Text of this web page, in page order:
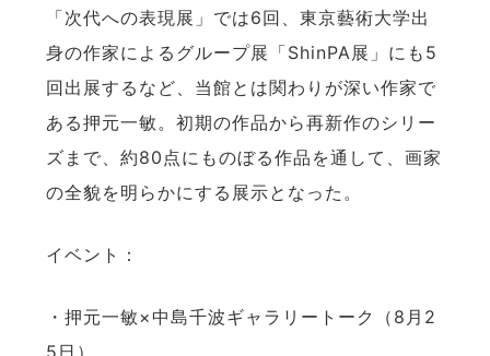
「次代への表現展」では6回、東京藝術大学出
身の作家によるグループ展「ShinPA展」にも5
回出展するなど、当館とは関わりが深い作家で
ある押元一敏。初期の作品から再新作のシリー
ズまで、約80点にものぼる作品を通して、画家
の全貌を明らかにする展示となった。
イベント：
・押元一敏×中島千波ギャラリートーク（8月2
5日）